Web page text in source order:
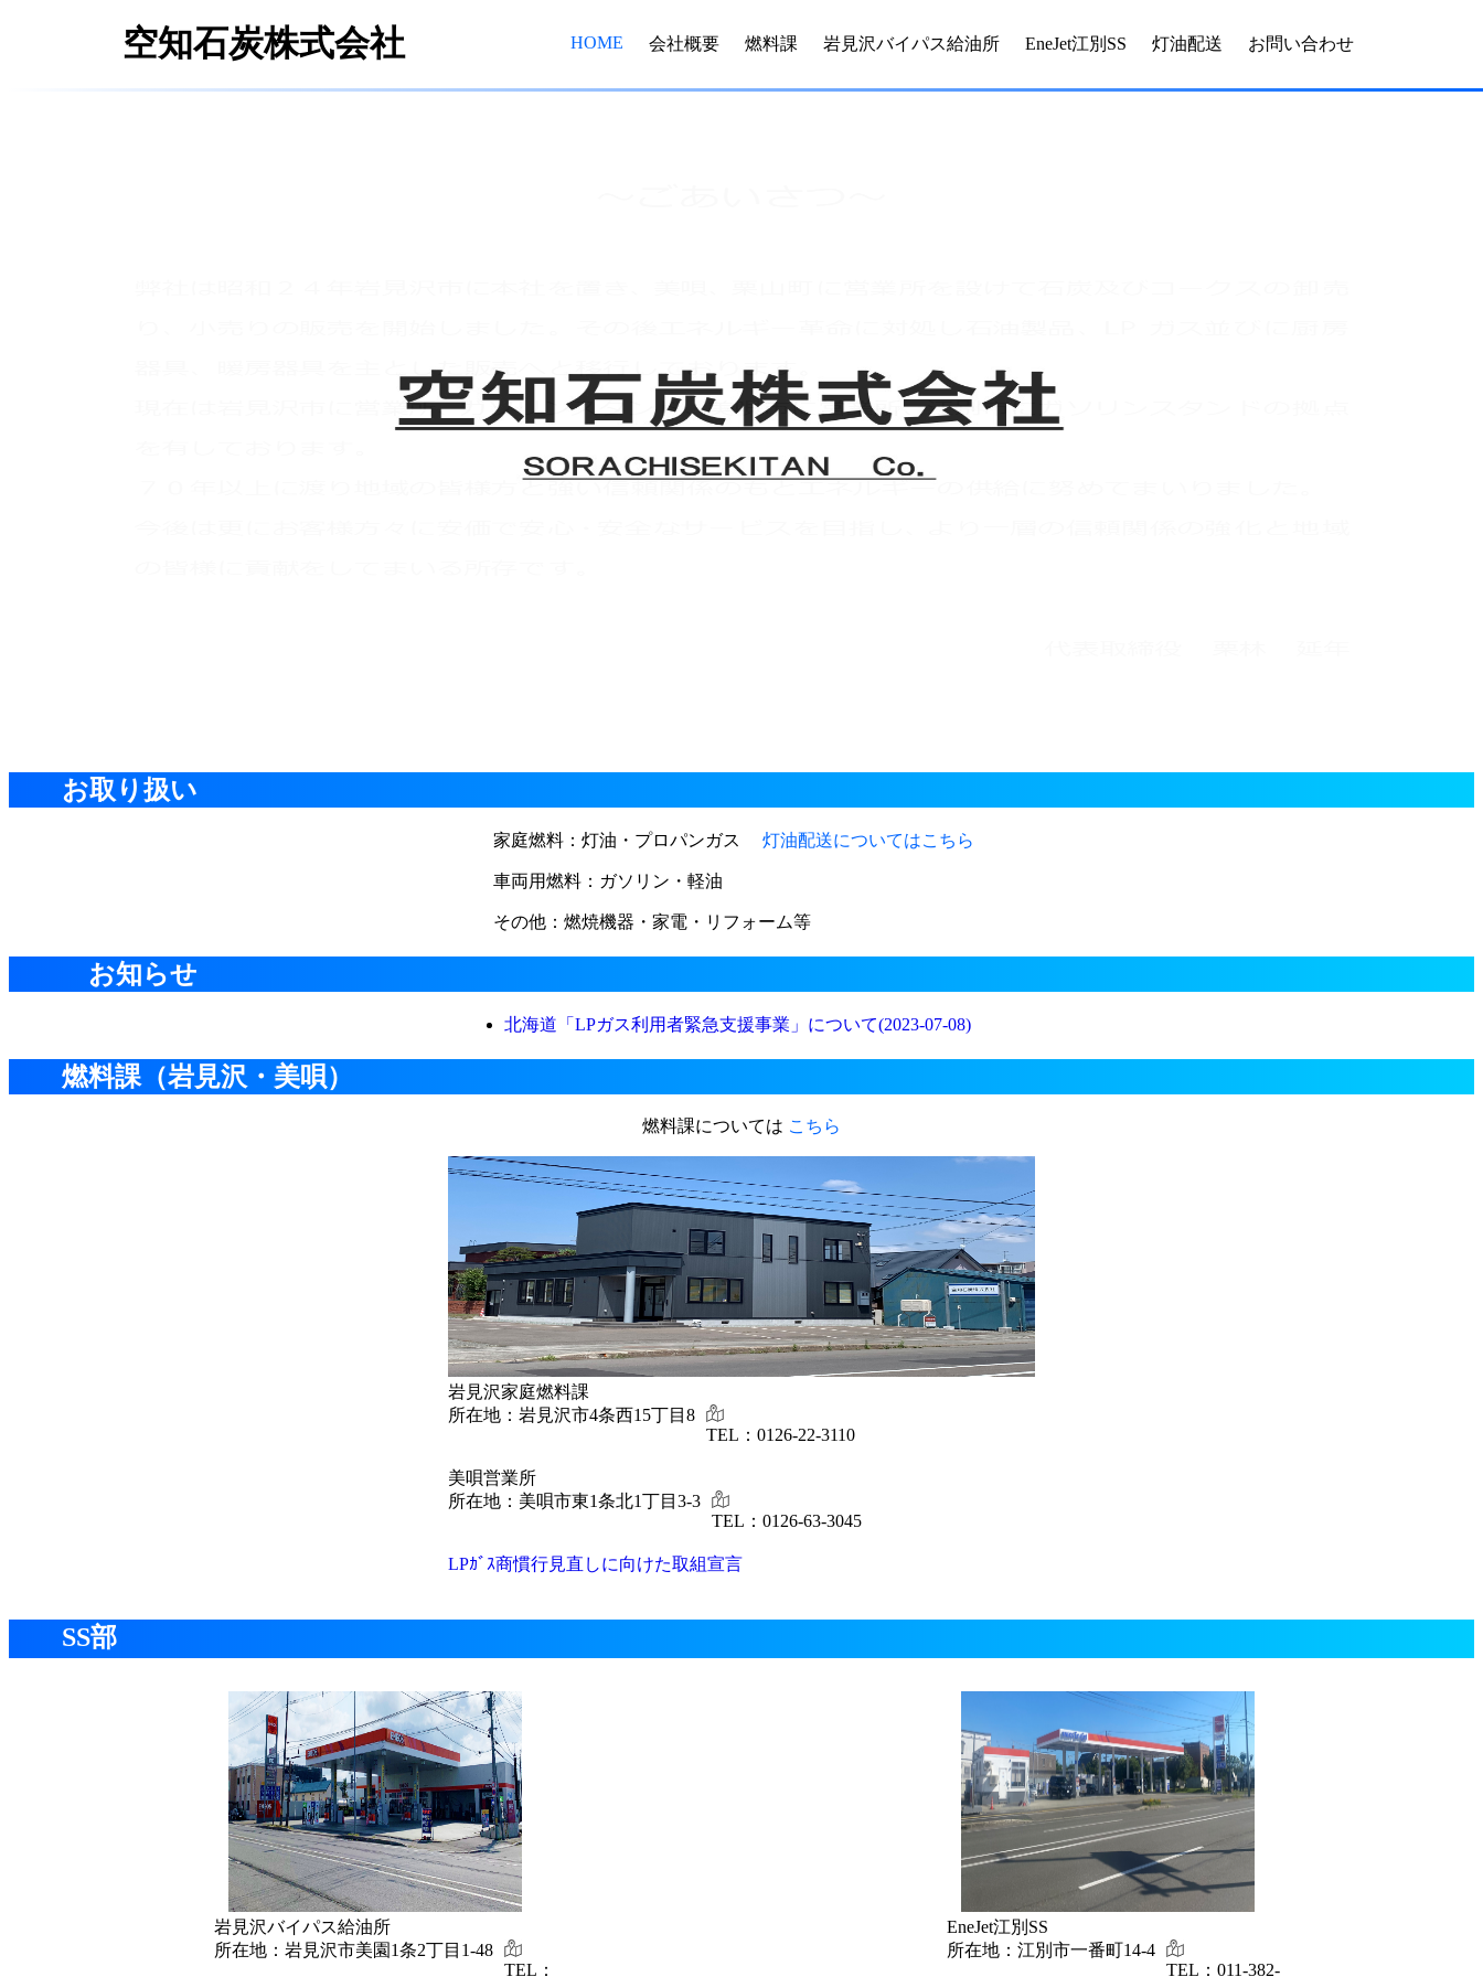
空知石炭株式会社 HOME 会社概要 燃料課 岩見沢バイパス給油所 EneJet江別SS 灯油配送 お問い合わせ
お取り扱い
家庭燃料：灯油・プロパンガス 灯油配送についてはこちら
車両用燃料：ガソリン・軽油
その他：燃焼機器・家電・リフォーム等
お知らせ
北海道「LPガス利用者緊急支援事業」について(2023-07-08)
燃料課（岩見沢・美唄）
燃料課については こちら
岩見沢家庭燃料課
所在地：岩見沢市4条西15丁目8
TEL：0126-22-3110
美唄営業所
所在地：美唄市東1条北1丁目3-3
TEL：0126-63-3045
LPｶﾞｽ商慣行見直しに向けた取組宣言
SS部
岩見沢バイパス給油所
所在地：岩見沢市美園1条2丁目1-48
TEL：
EneJet江別SS
所在地：江別市一番町14-4
TEL：011-382-